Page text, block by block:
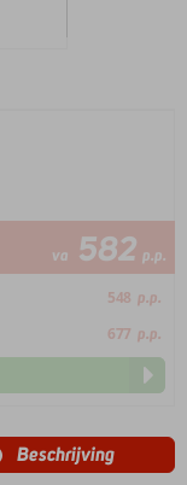
va 582 p.p.
548 p.p.
677 p.p.
Beschrijving